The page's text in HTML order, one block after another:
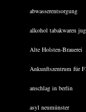
abwasserentsorgung
alkohol tabakwaren
Alte Holsten-Brauerei
Ankunftszentrum für
anschlag in berlin
asyl neumünster